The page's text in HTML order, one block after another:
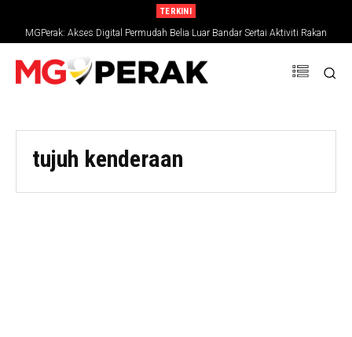
TERKINI
MGPerak: Akses Digital Permudah Belia Luar Bandar Sertai Aktiviti Rakan
Muda
tujuh kenderaan